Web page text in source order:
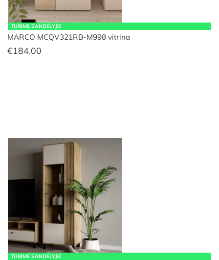
TURIME SANDĖLYJE!
MARCO MCQV321RB-M998 vitrina
€184.00
TURIME SANDĖLYJE!